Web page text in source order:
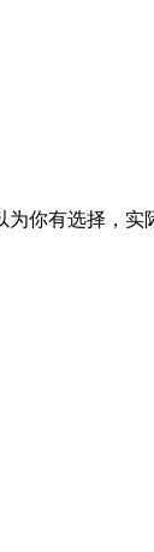
你有选择，